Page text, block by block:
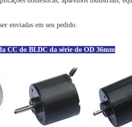
enviadas em seu pedido.
CC do BLDC da série do OD 36mm